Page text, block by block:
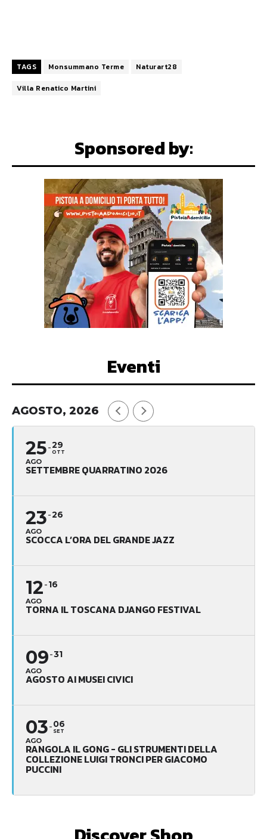
TAGS Monsummano Terme
Naturart28
Villa Renatico Martini
Sponsored by:
Eventi
AGOSTO, 2026
25
AGO
29
OTT
SETTEMBRE QUARRATINO 2026
23
AGO
26
SCOCCA L’ORA DEL GRANDE JAZZ
12
AGO
16
TORNA IL TOSCANA DJANGO FESTIVAL
09
AGO
31
AGOSTO AI MUSEI CIVICI
03
AGO
06
SET
RANGOLA IL GONG - GLI STRUMENTI DELLA
COLLEZIONE LUIGI TRONCI PER GIACOMO
PUCCINI